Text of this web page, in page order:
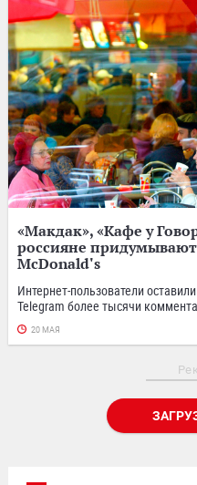
«Макдак», «Кафе у
россияне
McDonald's
Интернет-пользователи
Telegram более тысячи
20 МАЯ